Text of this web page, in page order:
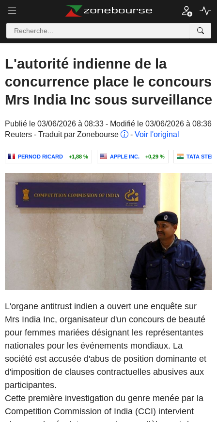
L'autorité indienne de la
concurrence place le concours
Mrs India Inc sous surveillance
Publié le 03/06/2026 à 08:33 - Modifié le 03/06/2026 à 08:36
Reuters - Traduit par Zonebourse
- Voir l'original
PERNOD RICARD +1,88 % APPLE INC. +0,29 % TATA
L'organe antitrust indien a ouvert une enquête sur
Mrs India Inc, organisateur d'un concours de beauté
pour femmes mariées désignant les représentantes
nationales pour les événements mondiaux. La
société est accusée d'abus de position dominante et
d'imposition de clauses contractuelles abusives aux
participantes.
Cette première investigation du genre menée par la
Competition Commission of India (CCI) intervient